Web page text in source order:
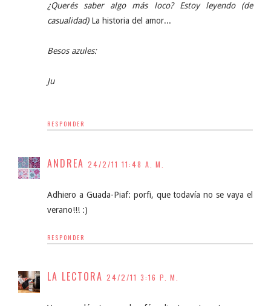
¿Querés saber algo más loco? Estoy leyendo (de
casualidad) La historia del amor...
Besos azules:
Ju
RESPONDER
ANDREA 24/2/11 11:48 A. M.
Adhiero a Guada-Piaf: porfi, que todavía no se vaya el
verano!!! :)
RESPONDER
LA LECTORA 24/2/11 3:16 P. M.